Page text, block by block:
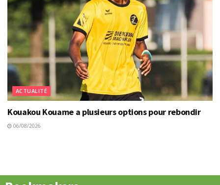
ACTUALITÉ
Kouakou Kouame a plusieurs options pour rebondir
06/08/2026